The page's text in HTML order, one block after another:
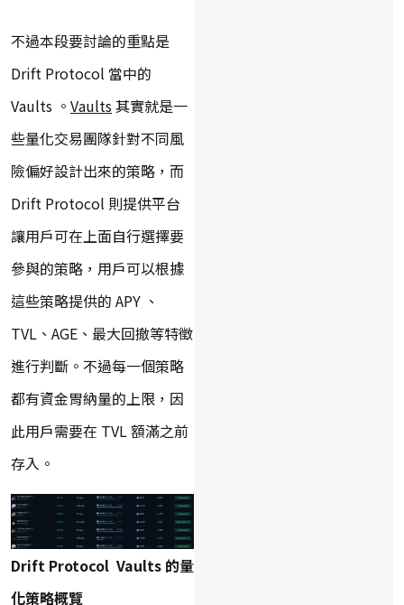
不過本段要討論的重點是
Drift Protocol 當中的
Vaults 。 Vaults 其實就是一
些量化交易團隊針對不同風
險偏好設計出來的策略，而
Drift Protocol 則提供平台
讓用戶可在上面自行選擇要
參與的策略，用戶可以根據
這些策略提供的 APY 、
TVL、AGE、最大回撤等特徵
進行判斷。不過每一個策略
都有資金胃納量的上限，因
此用戶需要在 TVL 額滿之前
存入。
Drift Protocol Vaults 的量
化策略概覽